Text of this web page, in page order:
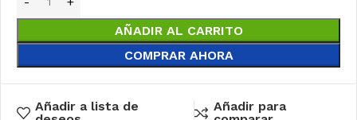
AÑADIR AL CARRITO
COMPRAR AHORA
Añadir a lista de
Añadir para